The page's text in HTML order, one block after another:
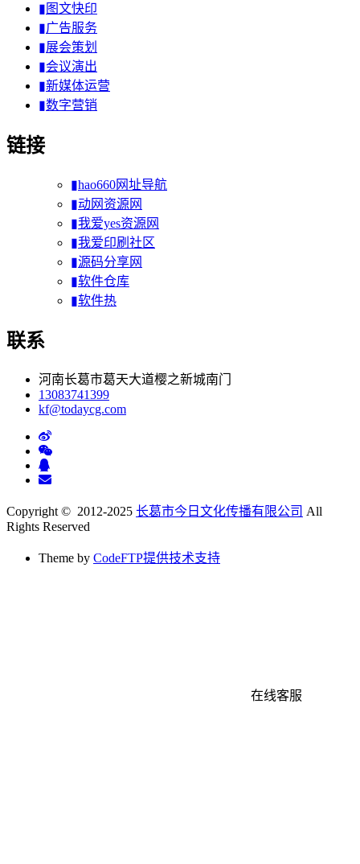
▮图文快印
▮广告服务
▮展会策划
▮会议演出
▮新媒体运营
▮数字营销
链接
▮hao660网址导航
▮动网资源网
▮我爱yes资源网
▮我爱印刷社区
▮源码分享网
▮软件仓库
▮软件热
联系
河南长葛市葛天大道樱之新城南门
13083741399
kf@todaycg.com
Copyright © 2012-2025 长葛市今日文化传播有限公司 All
Rights Reserved
Theme by CodeFTP提供技术支持
在线客服